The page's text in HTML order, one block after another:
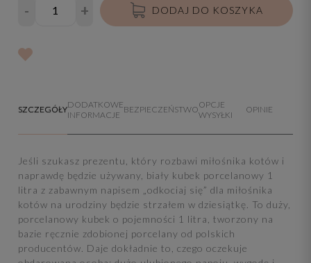
- + DODAJ DO KOSZYKA
SZCZEGÓŁYDODATKOWE
INFORMACJE BEZPIECZEŃSTWOOPCJE
WYSYŁKI
OPINIE
Jeśli szukasz prezentu, który rozbawi miłośnika kotów i
naprawdę będzie używany, biały kubek porcelanowy 1
litra z zabawnym napisem „odkociaj się” dla miłośnika
kotów na urodziny będzie strzałem w dziesiątkę. To duży,
porcelanowy kubek o pojemności 1 litra, tworzony na
bazie ręcznie zdobionej porcelany od polskich
producentów. Daje dokładnie to, czego oczekuje